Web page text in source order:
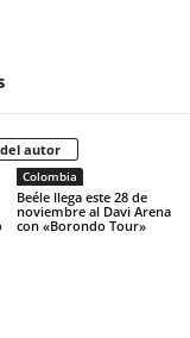
del autor
Colombia
Beéle llega este 28 de
noviembre al Davi Arena
con «Borondo Tour»